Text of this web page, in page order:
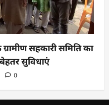
सहकारी समिति का
सुविधाएं
0